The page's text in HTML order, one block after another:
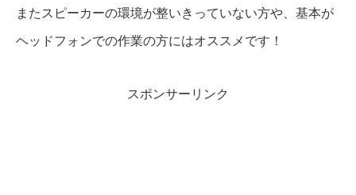
またスピーカーの環境が整いきっていない方や、基本が
ヘッドフォンでの作業の方にはオススメです！
スポンサーリンク